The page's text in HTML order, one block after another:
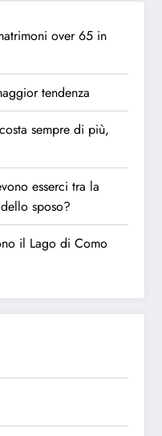
over 65 in
tendenza
sempre di più,
esserci tra la
sposo?
il Lago di Como